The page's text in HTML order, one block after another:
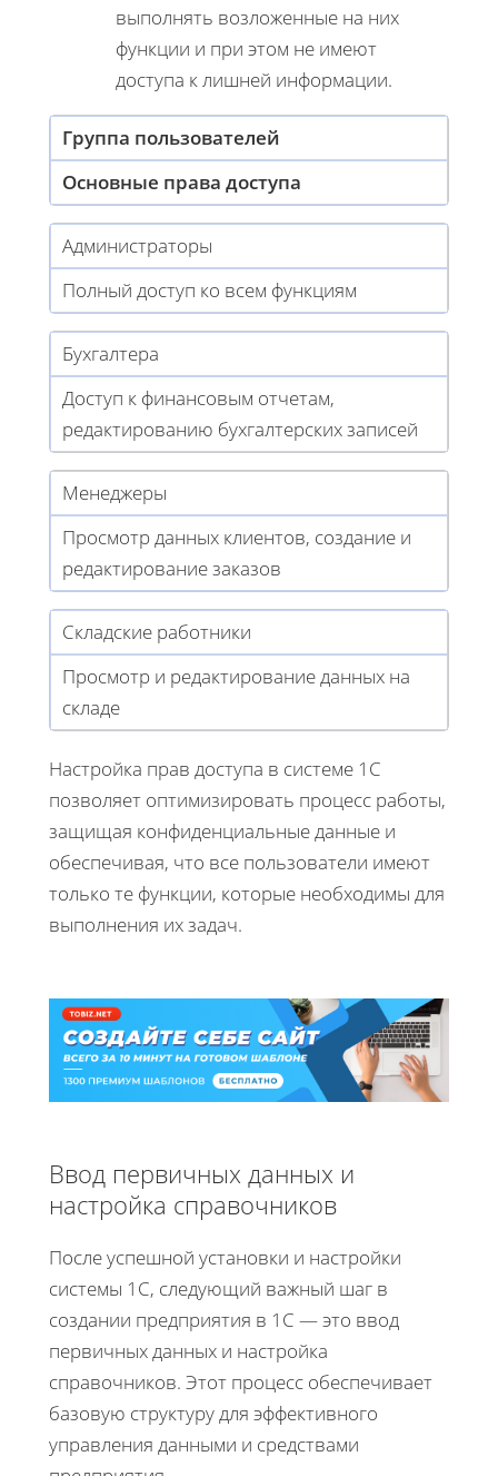
выполнять возложенные на них
функции и при этом не имеют
доступа к лишней информации.
Группа пользователей
Основные права доступа
Администраторы
Полный доступ ко всем функциям
Бухгалтера
Доступ к финансовым отчетам,
редактированию бухгалтерских записей
Менеджеры
Просмотр данных клиентов, создание и
редактирование заказов
Складские работники
Просмотр и редактирование данных на
складе
Настройка прав доступа в системе 1С
позволяет оптимизировать процесс работы,
защищая конфиденциальные данные и
обеспечивая, что все пользователи имеют
только те функции, которые необходимы для
выполнения их задач.
Ввод первичных данных и
настройка справочников
После успешной установки и настройки
системы 1С, следующий важный шаг в
создании предприятия в 1С — это ввод
первичных данных и настройка
справочников. Этот процесс обеспечивает
базовую структуру для эффективного
управления данными и средствами